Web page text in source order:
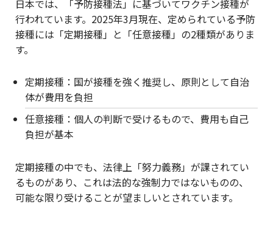
日本では、「予防接種法」に基づいてワクチン接種が
行われています。2025年3月現在、定められている予防
接種には「定期接種」と「任意接種」の2種類がありま
す。
定期接種：国が接種を強く推奨し、原則として自治
体が費用を負担
任意接種：個人の判断で受けるもので、費用も自己
負担が基本
定期接種の中でも、法律上「努力義務」が課されてい
るものがあり、これは法的な強制力ではないものの、
可能な限り受けることが望ましいとされています。